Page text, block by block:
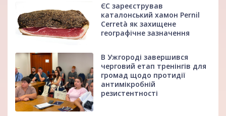
ЄС зареєстрував
каталонський хамон Pernil
Cerretà як захищене
географічне зазначення
В Ужгороді завершився
черговий етап тренінгів для
громад щодо протидії
антимікробній
резистентності